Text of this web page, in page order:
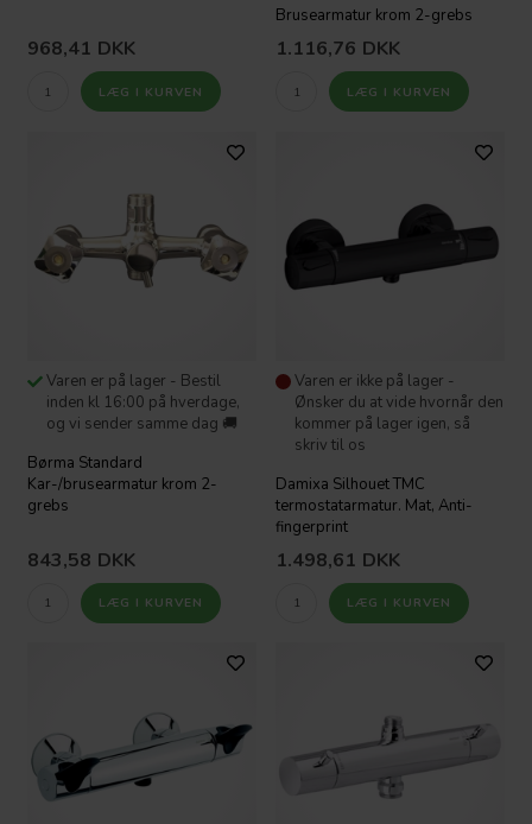
968,41 DKK
Brusearmatur krom 2-grebs
1.116,76 DKK
Varen er på lager - Bestil
inden kl 16:00 på hverdage,
og vi sender samme dag 🚚
Børma Standard
Kar-/brusearmatur krom 2-
grebs
843,58 DKK
Varen er ikke på lager -
Ønsker du at vide hvornår den
kommer på lager igen, så
skriv til os
Damixa Silhouet TMC
termostatarmatur. Mat, Anti-
fingerprint
1.498,61 DKK